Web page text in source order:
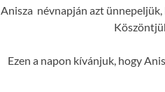
Anisza névnapján azt ünnepeljük,
Ezen a napon kívánjuk, hogy